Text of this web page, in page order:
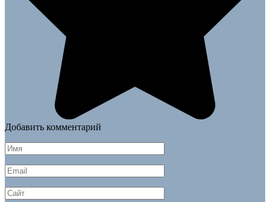
Добавить комментарий
Имя
*
Email
*
Сайт